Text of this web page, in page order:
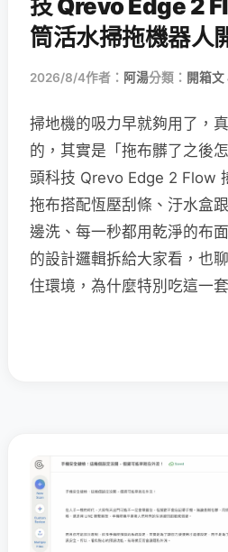
筒活水掃拖機器人
2026/8/4作者： 阿湯分類： 開箱文
掃地機的吸力早就夠用了，
的，其實是「拖布髒了之後
頭科技 Qrevo Edge 2 Flow
拖布搭配恆壓刮條、汙水盒
邊洗、每一秒都用乾淨的布
的設計邏輯拆給大家看，也
住環境，為什麼特別吃這一套